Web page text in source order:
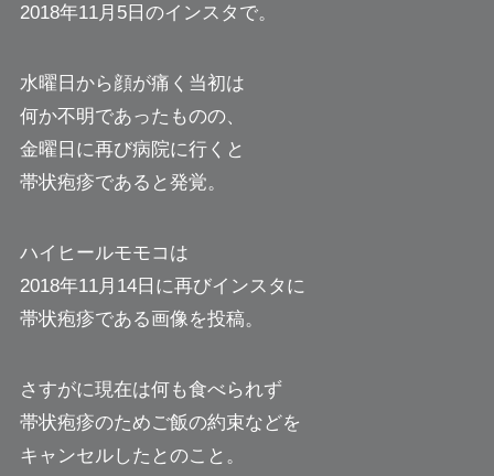
2018年11月5日のインスタで。
水曜日から顔が痛く当初は
何か不明であったものの、
金曜日に再び病院に行くと
帯状疱疹であると発覚。
ハイヒールモモコは
2018年11月14日に再びインスタに
帯状疱疹である画像を投稿。
さすがに現在は何も食べられず
帯状疱疹のためご飯の約束などを
キャンセルしたとのこと。